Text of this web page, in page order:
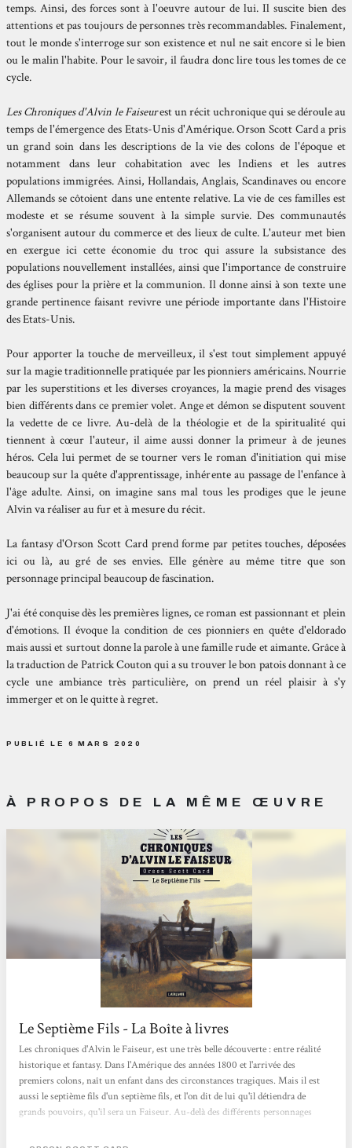
temps. Ainsi, des forces sont à l'oeuvre autour de lui. Il suscite bien des
attentions et pas toujours de personnes très recommandables. Finalement,
tout le monde s'interroge sur son existence et nul ne sait encore si le bien
ou le malin l'habite. Pour le savoir, il faudra donc lire tous les tomes de ce
cycle.
Les Chroniques d'Alvin le Faiseurest un récit uchronique qui se déroule au
temps de l'émergence des Etats-Unis d'Amérique. Orson Scott Card a pris
un grand soin dans les descriptions de la vie des colons de l'époque et
notamment dans leur cohabitation avec les Indiens et les autres
populations immigrées. Ainsi, Hollandais, Anglais, Scandinaves ou encore
Allemands se côtoient dans une entente relative. La vie de ces familles est
modeste et se résume souvent à la simple survie. Des communautés
s'organisent autour du commerce et des lieux de culte. L'auteur met bien
en exergue ici cette économie du troc qui assure la subsistance des
populations nouvellement installées, ainsi que l'importance de construire
des églises pour la prière et la communion. Il donne ainsi à son texte une
grande pertinence faisant revivre une période importante dans l'Histoire
des Etats-Unis.
Pour apporter la touche de merveilleux, il s'est tout simplement appuyé
sur la magie traditionnelle pratiquée par les pionniers américains. Nourrie
par les superstitions et les diverses croyances, la magie prend des visages
bien différents dans ce premier volet. Ange et démon se disputent souvent
la vedette de ce livre. Au-delà de la théologie et de la spiritualité qui
tiennent à cœur l'auteur, il aime aussi donner la primeur à de jeunes
héros. Cela lui permet de se tourner vers le roman d'initiation qui mise
beaucoup sur la quête d'apprentissage, inhérente au passage de l'enfance à
l'âge adulte. Ainsi, on imagine sans mal tous les prodiges que le jeune
Alvin va réaliser au fur et à mesure du récit.
La fantasy d'Orson Scott Card prend forme par petites touches, déposées
ici ou là, au gré de ses envies. Elle génère au même titre que son
personnage principal beaucoup de fascination.
J'ai été conquise dès les premières lignes, ce roman est passionnant et plein
d'émotions. Il évoque la condition de ces pionniers en quête d'eldorado
mais aussi et surtout donne la parole à une famille rude et aimante. Grâce à
la traduction de Patrick Couton qui a su trouver le bon patois donnant à ce
cycle une ambiance très particulière, on prend un réel plaisir à s'y
immerger et on le quitte à regret.
PUBLIÉ LE 6 MARS 2020
À PROPOS DE LA MÊME ŒUVRE
Le Septième Fils - La Boîte à livres
Les chroniques d'Alvin le Faiseur, est une très belle découverte : entre réalité
historique et fantasy. Dans l'Amérique des années 1800 et l'arrivée des
premiers colons, naît un enfant dans des circonstances tragiques. Mais il est
aussi le septième fils d'un septième fils, et l'on dit de lui qu'il détiendra de
grands pouvoirs, qu'il sera un Faiseur. Au-delà des différents personnages
païennes, de la magie, et des peurs de la colonisation sont abordés. Le roman se